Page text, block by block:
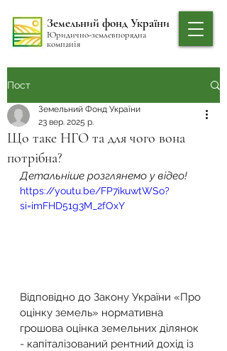
Земельний фонд України
Юридично-землевпорядна
компанія
Пост
Що таке НГО та для чого вона
потрібна?
Земельний Фонд України
23 вер. 2025 р.
Детальніше розглянемо у відео!
https://youtu.be/FP7ikuwtWSo?
si=imFHD51g3M_2fOxY
Відповідно до Закону України «Про
оцінку земель» нормативна
грошова оцінка земельних ділянок
- капіталізований рентний дохід із